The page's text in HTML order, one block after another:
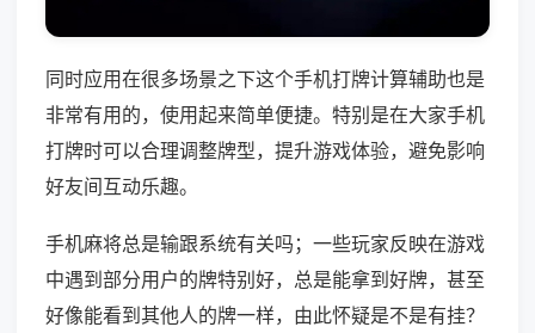
同时应用在很多场景之下这个手机打牌计算辅助也是
非常有用的，使用起来简单便捷。特别是在大家手机
打牌时可以合理调整牌型，提升游戏体验，避免影响
好友间互动乐趣。
手机麻将总是输跟系统有关吗；一些玩家反映在游戏
中遇到部分用户的牌特别好，总是能拿到好牌，甚至
好像能看到其他人的牌一样，由此怀疑是不是有挂？